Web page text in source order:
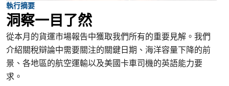
執行摘要
洞察一目了然
從本月的貨運市場報告中獲取我們所有的重要見解。我們
介紹關稅辯論中需要關注的關鍵日期、海洋容量下降的前
景、各地區的航空運輸以及美國卡車司機的英語能力要
求。